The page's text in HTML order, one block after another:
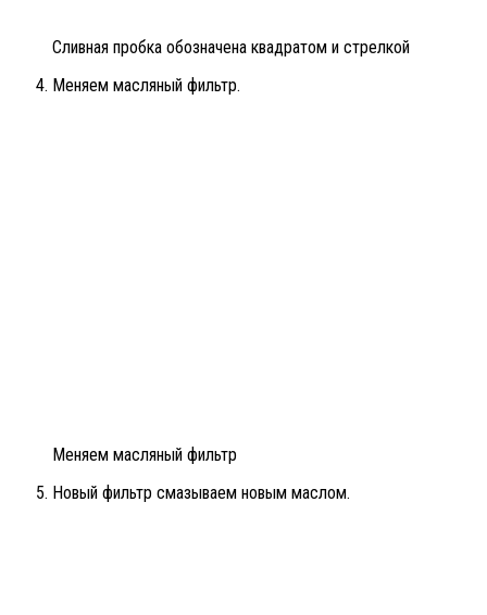
Сливная пробка обозначена квадратом и стрелкой
Меняем масляный фильтр.
Меняем масляный фильтр
Новый фильтр смазываем новым маслом.